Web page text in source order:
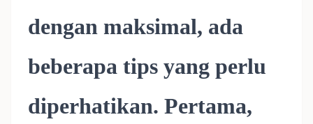
dengan maksimal, ada
beberapa tips yang perlu
diperhatikan. Pertama,